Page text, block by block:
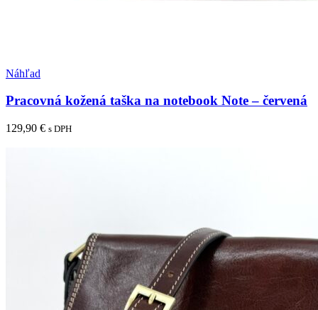
Náhľad
Pracovná kožená taška na notebook Note – červená
129,90 € s DPH